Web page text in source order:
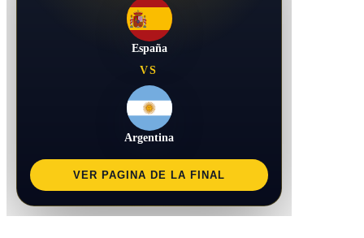
España
VS
Argentina
VER PAGINA DE LA FINAL